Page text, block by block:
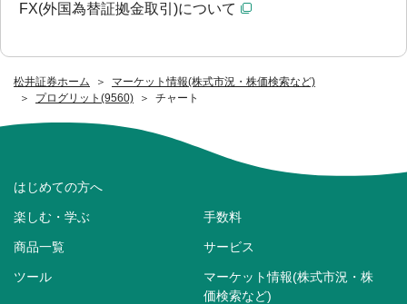
松井証券ホーム
マーケット情報(株式市況・株価検索など)
プログリット(9560)
チャート
FX(外国為替証拠金取引)について
はじめての方へ
楽しむ・学ぶ 手数料
商品一覧 サービス
ツール
マーケット情報(株式市況・株
価検索など)